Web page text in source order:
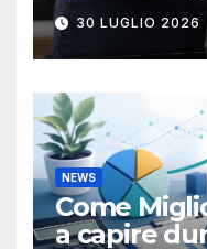
protezioni
30 LUGLIO 2026
NEWS
Come
a capire